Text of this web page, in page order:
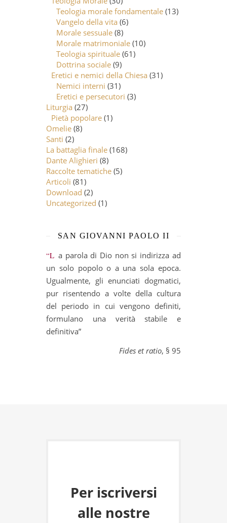
Teologia morale fondamentale (13)
Vangelo della vita (6)
Morale sessuale (8)
Morale matrimoniale (10)
Teologia spirituale (61)
Dottrina sociale (9)
Eretici e nemici della Chiesa (31)
Nemici interni (31)
Eretici e persecutori (3)
Liturgia (27)
Pietà popolare (1)
Omelie (8)
Santi (2)
La battaglia finale (168)
Dante Alighieri (8)
Raccolte tematiche (5)
Articoli (81)
Download (2)
Uncategorized (1)
SAN GIOVANNI PAOLO II
“La parola di Dio non si indirizza ad
un solo popolo o a una sola epoca.
Ugualmente, gli enunciati dogmatici,
pur risentendo a volte della cultura
del periodo in cui vengono definiti,
formulano una verità stabile e
definitiva”
Fides et ratio, § 95
Per iscriversi
alle nostre